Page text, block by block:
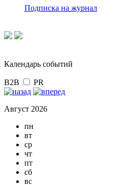
Подписка на журнал
Календарь событий
B2B PR
Август 2026
пн
вт
ср
чт
пт
сб
вс